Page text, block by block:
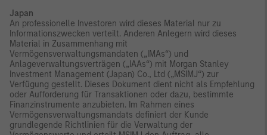
Japan
An professionelle Investoren wird dieses Material nur zu
Informationszwecken verteilt. Anderen Anlegern wird dieses
Material in Zusammenhang mit
Vermögensverwaltungsmandaten („IMAs“) und
Anlageverwaltungsverträgen („IAAs“) mit Morgan Stanley
Investment Management (Japan) Co., Ltd („MSIMJ“) zur
Verfügung gestellt. Dieses Dokument dient nicht als Empfehlung
oder Aufforderung für Transaktionen oder dazu, bestimmte
Finanzinstrumente anzubieten. Im Rahmen eines
Vermögensverwaltungsmandats definiert der Kunde
grundlegende Richtlinien für die Verwaltung der